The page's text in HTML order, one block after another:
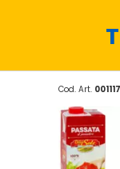
Cod. Art.